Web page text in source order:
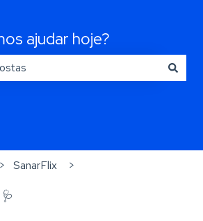
ajudar hoje?
SanarFlix